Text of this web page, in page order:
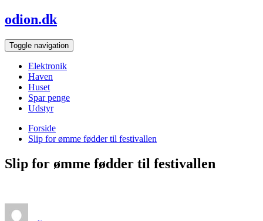
Skip
to
content
odion.dk
Toggle navigation
Elektronik
Haven
Huset
Spar penge
Udstyr
Forside
Slip for ømme fødder til festivallen
Slip for ømme fødder til festivallen